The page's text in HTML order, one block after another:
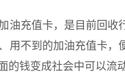
充值卡，是目前回收
用不到的加油充值卡，
的钱变成社会中可以流